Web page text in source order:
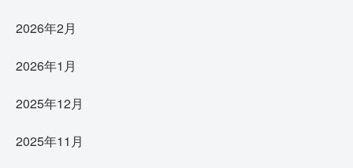
2026年2月
2026年1月
2025年12月
2025年11月